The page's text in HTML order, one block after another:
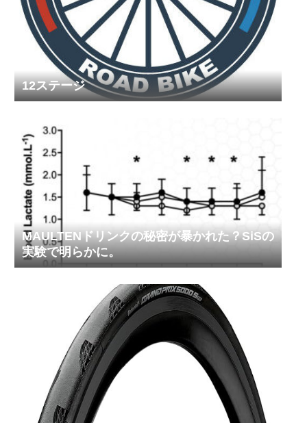
12ステージ
MAULTENドリンクの秘密が暴かれた？SiSの
実験で明らかに。